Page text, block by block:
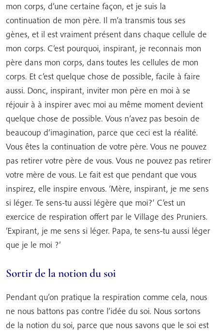
mon corps, d’une certaine façon, et je suis la
continuation de mon père. Il m’a transmis tous ses
gènes, et il est vraiment présent dans chaque cellule de
mon corps. C’est pourquoi, inspirant, je reconnais mon
père dans mon corps, dans toutes les cellules de mon
corps. Et c’est quelque chose de possible, facile à faire
aussi. Donc, inspirant, inviter mon père en moi à se
réjouir à à inspirer avec moi au même moment devient
quelque chose de possible. Vous n’avez pas besoin de
beaucoup d’imagination, parce que ceci est la réalité.
Vous êtes la continuation de votre père. Vous ne pouvez
pas retirer votre père de vous. Vous ne pouvez pas retirer
votre mère de vous. Le fait est que pendant que vous
inspirez, elle inspire envous. ‘Mère, inspirant, je me sens
si léger. Te sens-tu aussi légère que moi?’ C’est un
exercice de respiration offert par le Village des Pruniers.
‘Expirant, je me sens si léger. Papa, te sens-tu aussi léger
que je le moi ?’
Sortir de la notion du soi
Pendant qu’on pratique la respiration comme cela, nous
ne nous battons pas contre l’idée du soi. Nous sortons
de la notion du soi, parce que nous savons que le soi est